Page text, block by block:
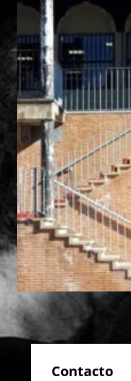
Contacto